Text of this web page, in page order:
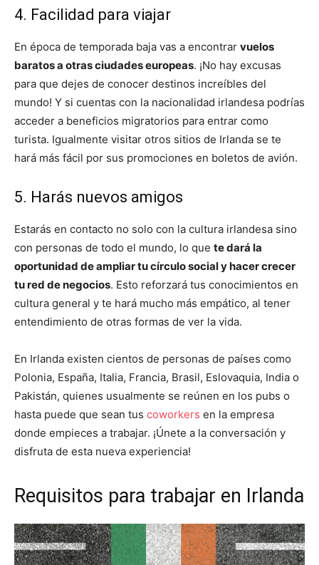
4. Facilidad para viajar
En época de temporada baja vas a encontrar vuelos
baratos a otras ciudades europeas. ¡No hay excusas
para que dejes de conocer destinos increíbles del
mundo! Y si cuentas con la nacionalidad irlandesa podrías
acceder a beneficios migratorios para entrar como
turista. Igualmente visitar otros sitios de Irlanda se te
hará más fácil por sus promociones en boletos de avión.
5. Harás nuevos amigos
Estarás en contacto no solo con la cultura irlandesa sino
con personas de todo el mundo, lo que te dará la
oportunidad de ampliar tu círculo social y hacer crecer
tu red de negocios. Esto reforzará tus conocimientos en
cultura general y te hará mucho más empático, al tener
entendimiento de otras formas de ver la vida.
En Irlanda existen cientos de personas de países como
Polonia, España, Italia, Francia, Brasil, Eslovaquia, India o
Pakistán, quienes usualmente se reúnen en los pubs o
hasta puede que sean tus coworkers en la empresa
donde empieces a trabajar. ¡Únete a la conversación y
disfruta de esta nueva experiencia!
Requisitos para trabajar en Irlanda